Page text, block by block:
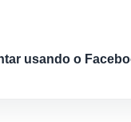
usando o